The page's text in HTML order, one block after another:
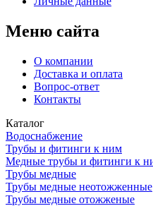
Меню сайта
О компании
Доставка и оплата
Вопрос-ответ
Контакты
Каталог
Водоснабжение
Трубы и фитинги к ним
Медные трубы и фитинги к
Трубы медные
Трубы медные неотожженные
Трубы медные отожженые